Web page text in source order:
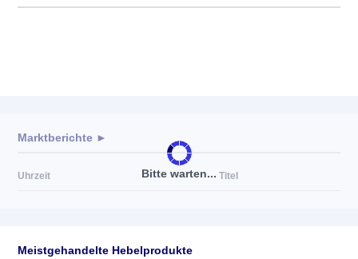
Bitte warten...
Marktberichte ►
Uhrzeit Titel
Meistgehandelte Hebelprodukte